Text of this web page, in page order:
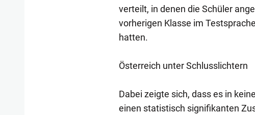
verteilt, in denen die Schüler
vorherigen Klasse im
hatten.
Österreich unter Schlusslichtern
Dabei zeigte sich, dass es in
einen statistisch signifikanten